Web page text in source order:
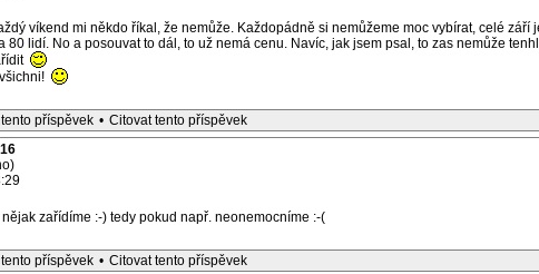
víkend mi někdo říkal, že nemůže. Každopádně si nemůžeme moc vybírat, celé září
80 lidí. No a posouvat to dál, to už nemá cenu. Navíc, jak jsem psal, to zas nemůže
příspěvek • Citovat tento příspěvek
zařídíme :-) tedy pokud např. neonemocníme :-(
příspěvek • Citovat tento příspěvek